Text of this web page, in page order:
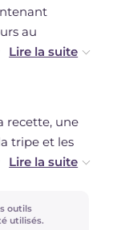
au
la
recette, une
tripe et les
calabraise,
outils
utilisés.